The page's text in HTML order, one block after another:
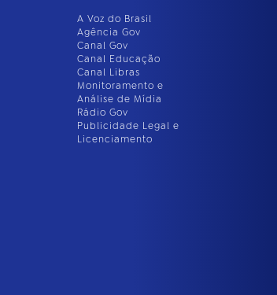
A Voz do Brasil
Agência Gov
Canal Gov
Canal Educação
Canal Libras
Monitoramento e
Análise de Mídia
Rádio Gov
Publicidade Legal e
Licenciamento